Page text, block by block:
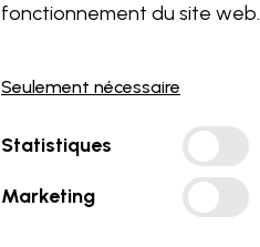
fonctionnement du site web.
Seulement nécessaire
Statistiques
Marketing